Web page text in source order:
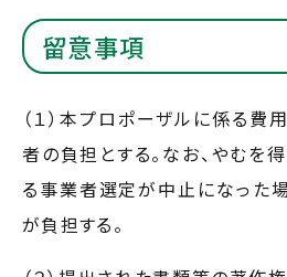
留意事項
（１）本プロポーザルに係る費
者の負担とする。なお、やむを
る事業者選定が中止になった
が負担する。